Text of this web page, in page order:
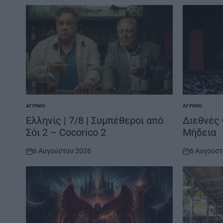
POSTED
IN
ΑΓΡΊΝΙΟ
Ελληνίς | 7/8 | Συμπέθεροι από
Σόι 2 – Cocorico 2
on
6 Αυγούστου 2026
POSTED
IN
ΑΓΡΊΝΙΟ
Διεθνές
Μήδεια
on
6